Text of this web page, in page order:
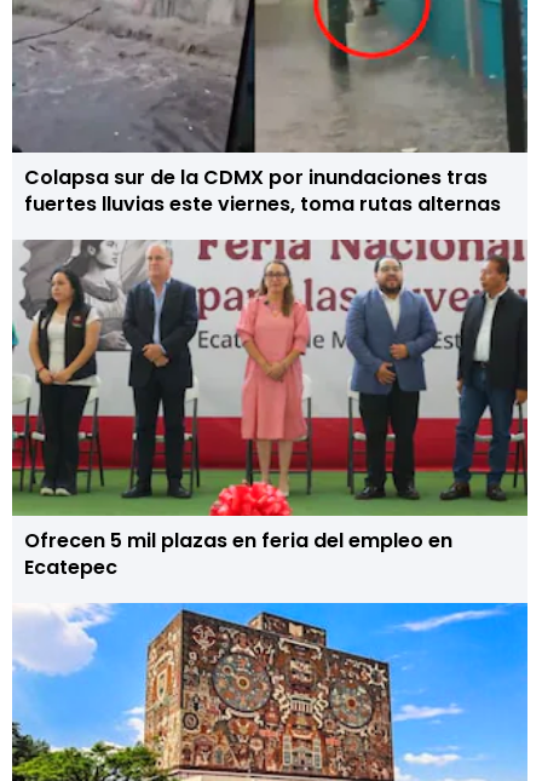
Colapsa sur de la CDMX por inundaciones tras
fuertes lluvias este viernes, toma rutas alternas
Ofrecen 5 mil plazas en feria del empleo en
Ecatepec